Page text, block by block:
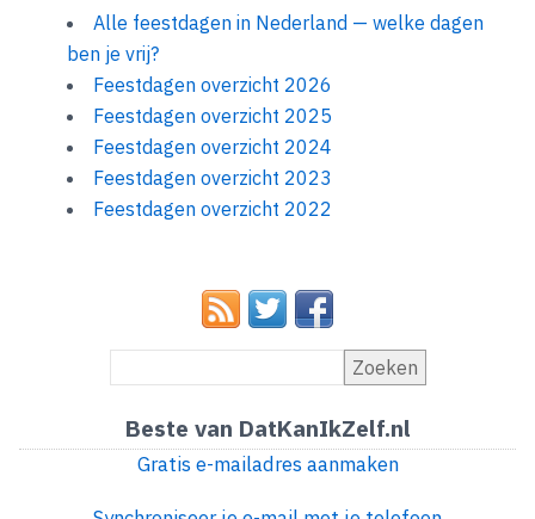
Alle feestdagen in Nederland — welke dagen
ben je vrij?
Feestdagen overzicht 2026
Feestdagen overzicht 2025
Feestdagen overzicht 2024
Feestdagen overzicht 2023
Feestdagen overzicht 2022
Zoeken
Beste van DatKanIkZelf.nl
Gratis e-mailadres aanmaken